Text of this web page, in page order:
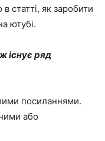
статті, як заробити
ютубі.
існує ряд
посиланнями.
або